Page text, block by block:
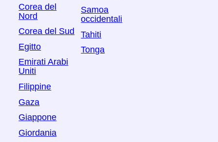
Corea del
Nord
Corea del Sud
Egitto
Emirati Arabi
Uniti
Filippine
Gaza
Giappone
Giordania
Samoa
occidentali
Tahiti
Tonga